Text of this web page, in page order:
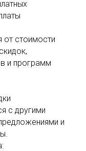
от стоимости
и программ
с другими
и